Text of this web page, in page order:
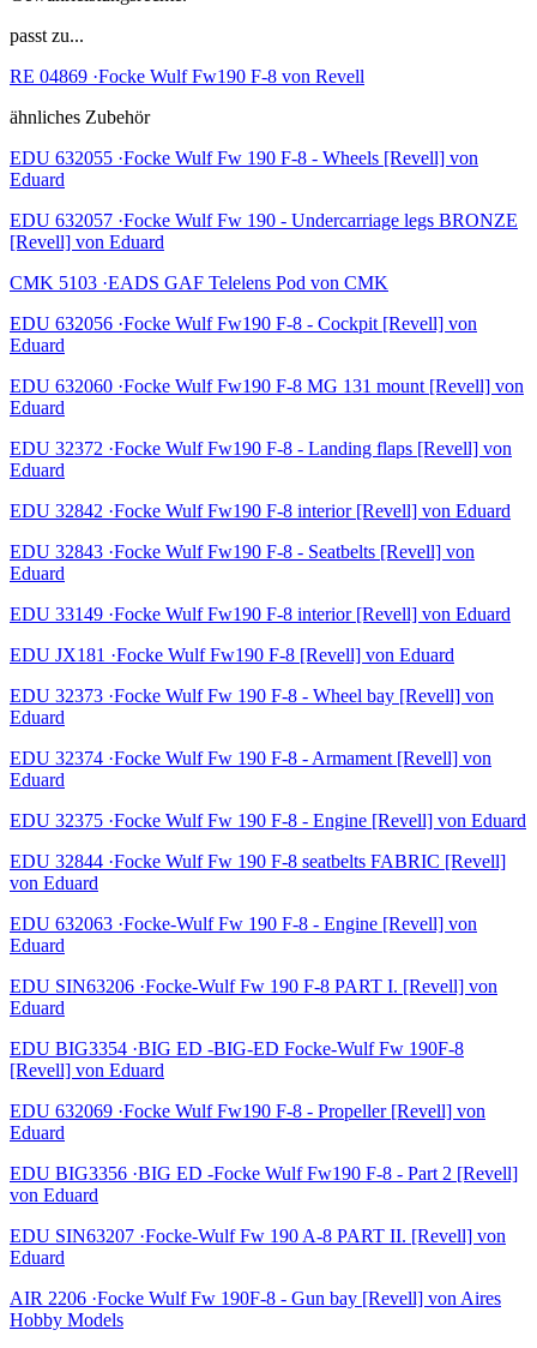
passt zu...
RE 04869 ·Focke Wulf Fw190 F-8 von Revell
ähnliches Zubehör
EDU 632055 ·Focke Wulf Fw 190 F-8 - Wheels [Revell] von
Eduard
EDU 632057 ·Focke Wulf Fw 190 - Undercarriage legs BRONZE
[Revell] von Eduard
CMK 5103 ·EADS GAF Telelens Pod von CMK
EDU 632056 ·Focke Wulf Fw190 F-8 - Cockpit [Revell] von
Eduard
EDU 632060 ·Focke Wulf Fw190 F-8 MG 131 mount [Revell] von
Eduard
EDU 32372 ·Focke Wulf Fw190 F-8 - Landing flaps [Revell] von
Eduard
EDU 32842 ·Focke Wulf Fw190 F-8 interior [Revell] von Eduard
EDU 32843 ·Focke Wulf Fw190 F-8 - Seatbelts [Revell] von
Eduard
EDU 33149 ·Focke Wulf Fw190 F-8 interior [Revell] von Eduard
EDU JX181 ·Focke Wulf Fw190 F-8 [Revell] von Eduard
EDU 32373 ·Focke Wulf Fw 190 F-8 - Wheel bay [Revell] von
Eduard
EDU 32374 ·Focke Wulf Fw 190 F-8 - Armament [Revell] von
Eduard
EDU 32375 ·Focke Wulf Fw 190 F-8 - Engine [Revell] von Eduard
EDU 32844 ·Focke Wulf Fw 190 F-8 seatbelts FABRIC [Revell]
von Eduard
EDU 632063 ·Focke-Wulf Fw 190 F-8 - Engine [Revell] von
Eduard
EDU SIN63206 ·Focke-Wulf Fw 190 F-8 PART I. [Revell] von
Eduard
EDU BIG3354 ·BIG ED -BIG-ED Focke-Wulf Fw 190F-8
[Revell] von Eduard
EDU 632069 ·Focke Wulf Fw190 F-8 - Propeller [Revell] von
Eduard
EDU BIG3356 ·BIG ED -Focke Wulf Fw190 F-8 - Part 2 [Revell]
von Eduard
EDU SIN63207 ·Focke-Wulf Fw 190 A-8 PART II. [Revell] von
Eduard
AIR 2206 ·Focke Wulf Fw 190F-8 - Gun bay [Revell] von Aires
Hobby Models